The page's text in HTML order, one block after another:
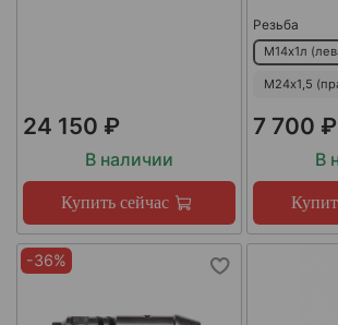
24 150 ₽
В наличии
Купить сейчас
Резьба
М14х1л
М24х1,5
7 700 ₽
В
-36%